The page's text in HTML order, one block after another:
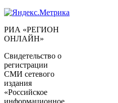
РИА «РЕГИОН
ОНЛАЙН»
Свидетельство о
регистрации
СМИ сетевого
издания
«Российское
информационное